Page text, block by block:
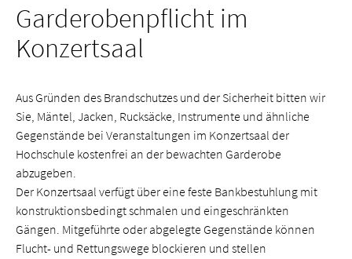
Garderobenpflicht im
Konzertsaal
Aus Gründen des Brandschutzes und der Sicherheit bitten wir
Sie, Mäntel, Jacken, Rucksäcke, Instrumente und ähnliche
Gegenstände bei Veranstaltungen im Konzertsaal der
Hochschule kostenfrei an der bewachten Garderobe
abzugeben.
Der Konzertsaal verfügt über eine feste Bankbestuhlung mit
konstruktionsbedingt schmalen und eingeschränkten
Gängen. Mitgeführte oder abgelegte Gegenstände können
Flucht- und Rettungswege blockieren und stellen